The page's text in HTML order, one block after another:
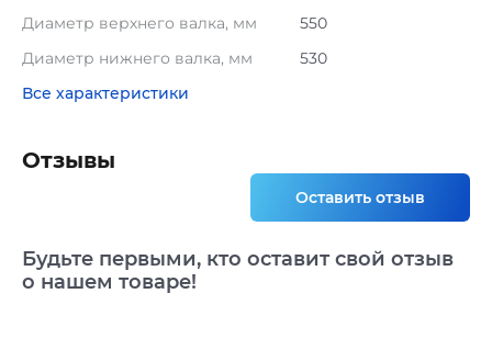
Диаметр верхнего валка, мм
550
Диаметр нижнего валка, мм
530
Все характеристики
Отзывы
Оставить отзыв
Будьте первыми, кто оставит свой отзыв
о нашем товаре!